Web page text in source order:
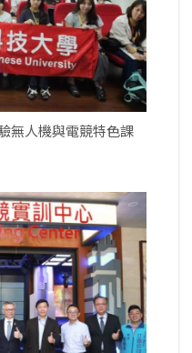
無人機與電競特色課